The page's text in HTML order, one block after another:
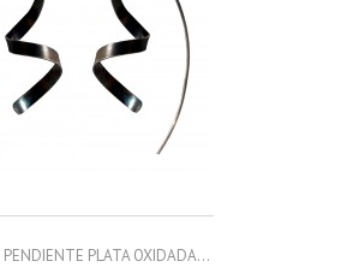
PENDIENTE PLATA OXIDADA...